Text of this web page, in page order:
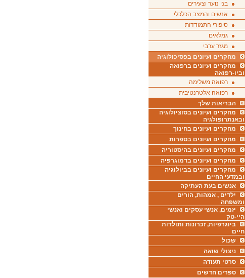
בני נוער וצעירים
אנשים והמצב הכלכלי
סיפורי התמודדות
גמלאים
מגזר ערבי
מחקרים ועיונים בפסיכולוגיה
מחקרים ועיונים ברפואה
וביו-רפואה
רפואה משלימה
רפואה אלטרנטיבית
הבריאות שלך
מחקרים ועיונים בסוציולוגיה
ובאנתרופולגיה
מחקרים ועיונים בחינוך
מחקרים ועיונים בספרות
מחקרים ועיונים בהיסטוריה
מחקרים ועיונים בדמוגרפיה
מחקרים ועיונים בביולוגיה
ובמדעי החיים
אנשים בעת העתיקה
ילדים , אמהות, הורים
ומשפחה
יזמים, אנשי עסקים ואנשי
היי-טק
ביוגרפיות, זכרונות ותולדות
חיים
שכול
ניצולי שואה
סרטי תעודה
ספרים חדשים